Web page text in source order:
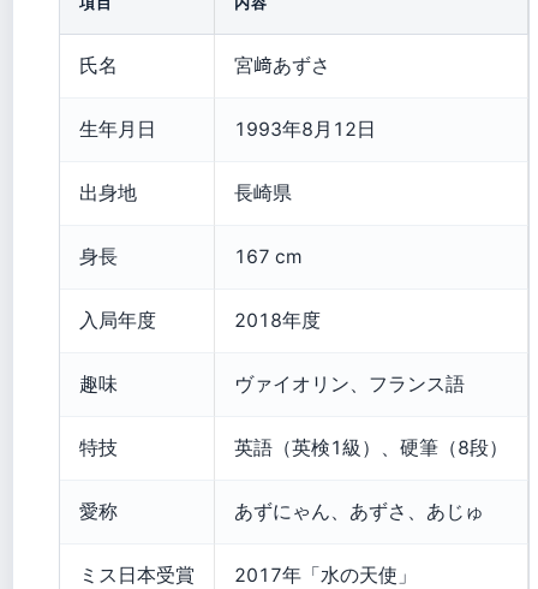
氏名 宮﨑あずさ
生年月日 1993年8月12日
出身地 長崎県
身長 167 cm
入局年度 2018年度
趣味 ヴァイオリン、フランス語
特技 英語（英検1級）、硬筆（8段）
愛称 あずにゃん、あずさ、あじゅ
ミス日本受賞 2017年「水の天使」